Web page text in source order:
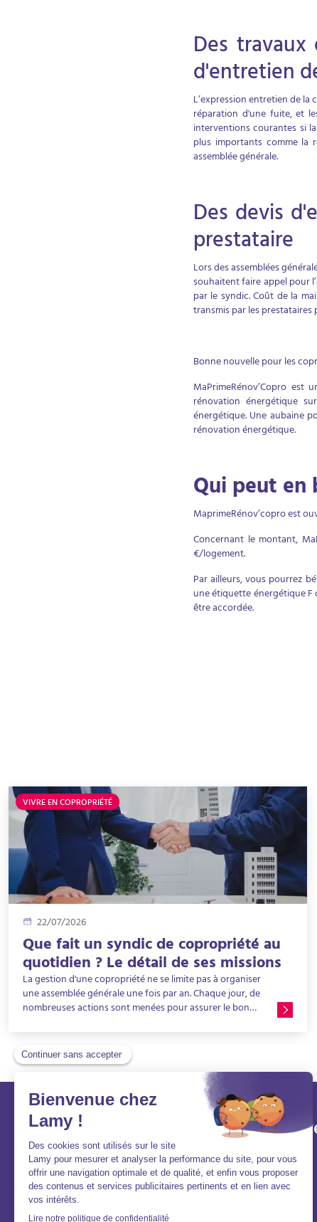
Des
d'entretien
L’expression entretien de
réparation d'une fuite, et
interventions courantes si
plus importants comme la
assemblée générale.
Des devis
prestataire
Lors des assemblées
souhaitent faire appel pour
par le syndic. Coût de la
transmis par les
Bonne nouvelle pour les
MaPrimeRénov’Copro
rénovation énergétique
énergétique. Une aubaine
rénovation énergétique.
Qui peut en
MaprimeRénov’copro est
Concernant le montant,
€/logement.
Par ailleurs, vous pourrez
une étiquette énergétique
être accordée.
VIVRE EN COPROPRIÉTÉ
22/07/2026
Que fait un syndic de copropriété au
quotidien ? Le détail de ses missions
La gestion d'une copropriété ne se limite pas à organiser
une assemblée générale une fois par an. Chaque jour, de
nombreuses actions sont menées pour assurer le bon
communes, suivre les finances, gérer les imprévus et
accompagner les copropriétaires. Que fait un syndic de
copropriété au quotidien ? Quelles sont ses obligations ?
Comment intervient-il auprès des copropriétaires et du
conseil syndical ? Découvrez en détail les missions du
syndic de copropriété et l'intérêt de confier la gestion de
votre immeuble à un syndic professionnel expérimenté.
Lamy et vous
Aide et contact
FAQ
Aller
Acheter
Louer